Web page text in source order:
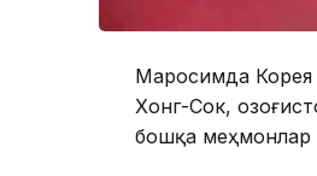
Маросимда Корея
Хонг-Сок,
бошқа